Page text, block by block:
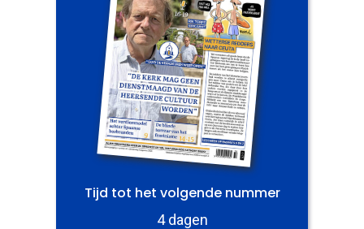
Tijd tot het volgende nummer
4 dagen